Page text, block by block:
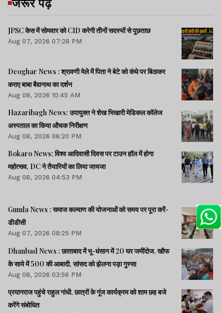
JPSC केस में सोमवार को CID करेगी तीनों सदस्यों से पूछताछ
Aug 07, 2026 07:28 PM
Deoghar News : श्रावणी मेले में पिता ने बेटे को कंधे पर बिठाकर
कराए बाबा बैद्यनाथ का दर्शन
Aug 08, 2026 10:45 AM
Hazaribagh News: उपायुक्त ने शेख भिखारी मेडिकल कॉलेज
अस्पताल का किया औचक निरीक्षण
Aug 08, 2026 06:20 PM
Bokaro News: विश्व आदिवासी दिवस पर टाउन हॉल में होगा
महोत्सव, DC ने तैयारियों का लिया जायजा
Aug 08, 2026 04:53 PM
Gumla News : समाज कल्याण की योजनाओं को समय पर पूरा करें-
डीडीसी
Aug 07, 2026 08:25 PM
Dhanbad News : छाताबाद में भू-धंसान में 20 घर जमींदोज, खौफ
के साये में 500 की आबादी, सांसद को झेलना पड़ा गुस्सा
Aug 08, 2026 03:56 PM
प्रयागराज पहुंचे राहुल गांधी, छात्रों के गूंज कार्यक्रम को शाम छह बजे
करेंगे संबोधित